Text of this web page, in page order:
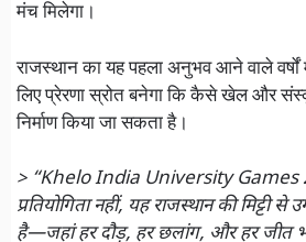
मंच मिलेगा।
राजस्थान का यह पहला अनुभव आने वाले
लिए प्रेरणा स्रोत बनेगा कि कैसे खेल और
निर्माण किया जा सकता है।
> “Khelo India University Games
प्रतियोगिता नहीं, यह राजस्थान की मिट्टी से
है—जहां हर दौड़, हर छलांग, और हर जीत